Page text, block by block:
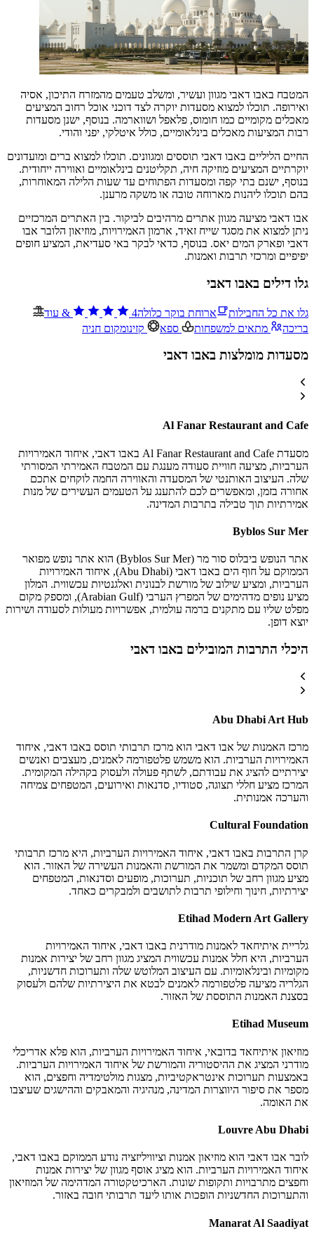
המטבח באבו דאבי מגוון ועשיר, ומשלב טעמים מהמזרח התיכון, אסיה
ואירופה. תוכלו למצוא מסעדות יוקרה לצד דוכני אוכל רחוב המציעים
מאכלים מקומיים כמו חומוס, פלאפל ושווארמה. בנוסף, ישנן מסעדות
רבות המציעות מאכלים בינלאומיים, כולל איטלקי, יפני והודי.
החיים הליליים באבו דאבי תוססים ומגוונים. תוכלו למצוא ברים ומועדונים
יוקרתיים המציעים מוזיקה חיה, תקליטנים בינלאומיים ואווירה ייחודית.
בנוסף, ישנם בתי קפה ומסעדות הפתוחים עד שעות הלילה המאוחרות,
בהם תוכלו ליהנות מארוחה טובה או משקה מרענן.
אבו דאבי מציעה מגוון אתרים מרהיבים לביקור. בין האתרים המרכזיים
ניתן למצוא את מסגד שייח זאיד, ארמון האמירויות, מוזיאון הלובר אבו
דאבי ופארק המים יאס. בנוסף, כדאי לבקר באי סעדיאת, המציע חופים
יפיפיים ומרכזי תרבות ואמנות.
גלו דילים באבו דאבי
גלו את כל החבילות ארוחת בוקר כלולה4
& עוד
בריכה
מתאים למשפחות ספא קזינומקום חניה
מסעדות מומלצות באבו דאבי
Al Fanar Restaurant and Cafe
מסעדת Al Fanar Restaurant and Cafe באבו דאבי, איחוד האמירויות
הערביות, מציעה חוויית סעודה מענגת עם המטבח האמירתי המסורתי
שלה. העיצוב האותנטי של המסעדה והאווירה החמה לוקחים אתכם
אחורה בזמן, ומאפשרים לכם להתענג על הטעמים העשירים של מנות
אמירתיות תוך טבילה בתרבות המדינה.
Byblos Sur Mer
אתר הנופש ביבלוס סור מר (Byblos Sur Mer) הוא אתר נופש מפואר
הממוקם על חוף הים באבו דאבי (Abu Dhabi), איחוד האמירויות
הערביות, ומציע שילוב של מורשת לבנונית ואלגנטיות עכשווית. המלון
מציע נופים מדהימים של המפרץ הערבי (Arabian Gulf), ומספק מקום
מפלט שליו עם מתקנים ברמה עולמית, אפשרויות מעולות לסעודה ושירות
יוצא דופן.
היכלי התרבות המובילים באבו דאבי
Abu Dhabi Art Hub
מרכז האמנות של אבו דאבי הוא מרכז תרבותי תוסס באבו דאבי, איחוד
האמירויות הערביות. הוא משמש פלטפורמה לאמנים, מעצבים ואנשים
יצירתיים להציג את עבודתם, לשתף פעולה ולעסוק בקהילה המקומית.
המרכז מציע חללי תצוגה, סטודיו, סדנאות ואירועים, המטפחים צמיחה
והערכה אמנותית.
Cultural Foundation
קרן התרבות באבו דאבי, איחוד האמירויות הערביות, היא מרכז תרבותי
תוסס המקדם ומשמר את המורשת והאמנות העשירה של האזור. הוא
מציע מגוון רחב של תוכניות, תערוכות, מופעים וסדנאות, המטפחים
יצירתיות, חינוך וחילופי תרבות לתושבים ולמבקרים כאחד.
Etihad Modern Art Gallery
גלריית איתיחאד לאמנות מודרנית באבו דאבי, איחוד האמירויות
הערביות, היא חלל אמנות עכשווית המציג מגוון רחב של יצירות אמנות
מקומיות ובינלאומיות. עם העיצוב המלוטש שלה ותערוכות חדשניות,
הגלריה מציעה פלטפורמה לאמנים לבטא את היצירתיות שלהם ולעסוק
בסצנת האמנות התוססת של האזור.
Etihad Museum
מוזיאון איתיחאד בדובאי, איחוד האמירויות הערביות, הוא פלא אדריכלי
מודרני המציג את ההיסטוריה והמורשת של איחוד האמירויות הערביות.
באמצעות תערוכות אינטראקטיביות, מצגות מולטימדיה וחפצים, הוא
מספר את סיפור היווצרות המדינה, מנהיגיה והמאבקים וההישגים שעיצבו
את האומה.
Louvre Abu Dhabi
לובר אבו דאבי הוא מוזיאון אמנות וציוויליזציה נודע הממוקם באבו דאבי,
איחוד האמירויות הערביות. הוא מציג אוסף מגוון של יצירות אמנות
וחפצים מתרבויות ותקופות שונות. הארכיטקטורה המדהימה של המוזיאון
והתערוכות החדשניות הופכות אותו ליעד תרבותי חובה באזור.
Manarat Al Saadiyat